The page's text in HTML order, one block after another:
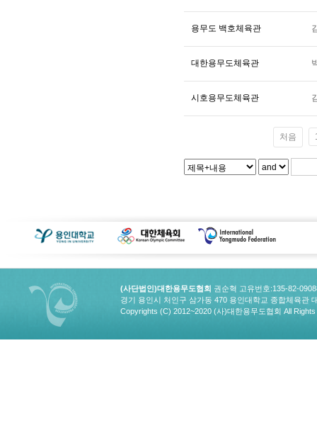
용무도 백호체육관
대한용무도체육관
시호용무도체육관
처음
(사단법인)대한용무도협회 권순혁 고유번호:135-82-
경기 용인시 처인구 삼가동 470 용인대학교 종합체육관
Copyrights (C) 2012~2020 (사)대한용무도협회 All